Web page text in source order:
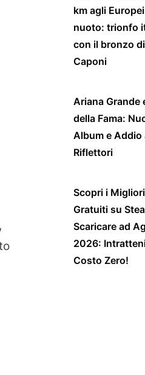
km agli
nuoto: trionfo
con il bronzo
Caponi
Ariana Grande
della Fama:
Album e Addio
Riflettori
Scopri i
Gratuiti su
Scaricare ad
2026:
Costo Zero!